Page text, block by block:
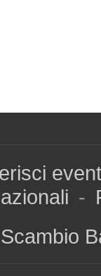
-
Scambio